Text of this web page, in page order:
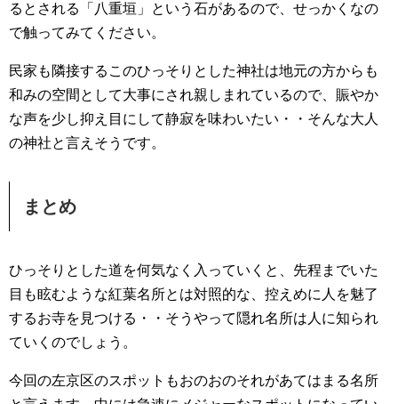
るとされる「八重垣」という石があるので、せっかくなの
で触ってみてください。
民家も隣接するこのひっそりとした神社は地元の方からも
和みの空間として大事にされ親しまれているので、賑やか
な声を少し抑え目にして静寂を味わいたい・・そんな大人
の神社と言えそうです。
まとめ
ひっそりとした道を何気なく入っていくと、先程までいた
目も眩むような紅葉名所とは対照的な、控えめに人を魅了
するお寺を見つける・・そうやって隠れ名所は人に知られ
ていくのでしょう。
今回の左京区のスポットもおのおのそれがあてはまる名所